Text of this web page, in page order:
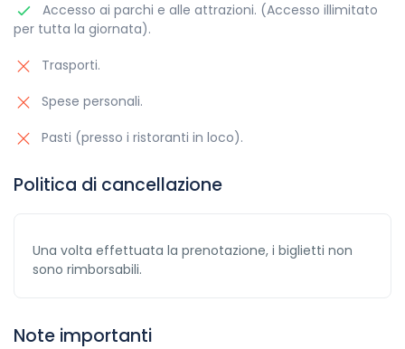
Accesso ai parchi e alle attrazioni. (Accesso illimitato
per tutta la giornata).
Trasporti.
Spese personali.
Pasti (presso i ristoranti in loco).
Politica di cancellazione
Una volta effettuata la prenotazione, i biglietti non
sono rimborsabili.
Note importanti